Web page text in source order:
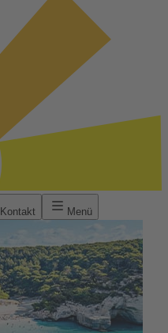
Kontakt Menü